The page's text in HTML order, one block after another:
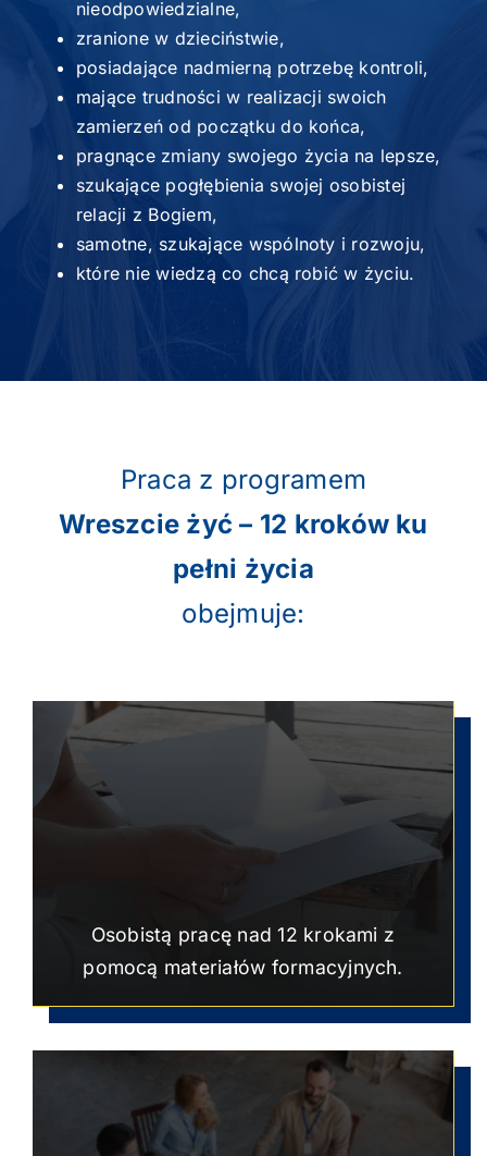
nieodpowiedzialne,
zranione w dzieciństwie,
posiadające nadmierną potrzebę kontroli,
mające trudności w realizacji swoich
zamierzeń od początku do końca,
pragnące zmiany swojego życia na lepsze,
szukające pogłębienia swojej osobistej
relacji z Bogiem,
samotne, szukające wspólnoty i rozwoju,
które nie wiedzą co chcą robić w życiu.
Praca z programem
Wreszcie żyć – 12 kroków ku
pełni życia
obejmuje:
Osobistą pracę nad 12 krokami z
pomocą materiałów formacyjnych.